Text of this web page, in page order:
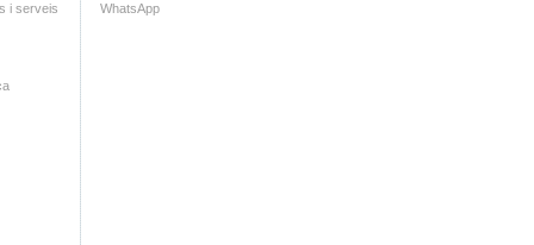
i serveis
WhatsApp